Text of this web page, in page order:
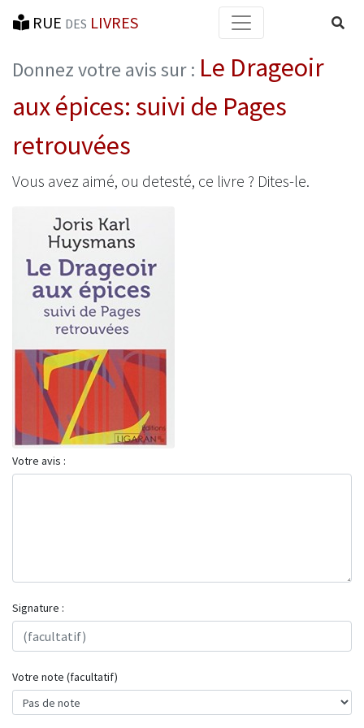
RUE DES LIVRES
Donnez votre avis sur : Le Drageoir
aux épices: suivi de Pages
retrouvées
Vous avez aimé, ou detesté, ce livre ? Dites-le.
Votre avis :
Signature :
Votre note (facultatif)